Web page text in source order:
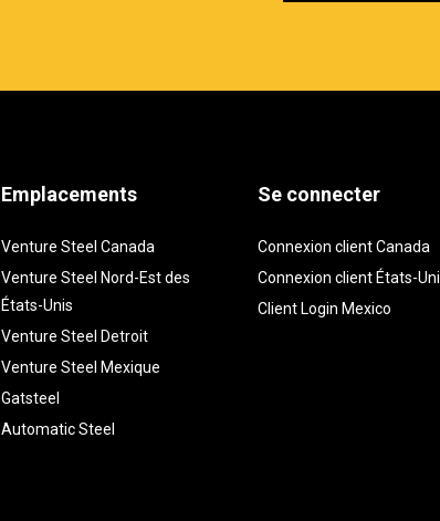
Emplacements
Venture Steel Canada
Venture Steel Nord-Est des
États-Unis
Venture Steel Detroit
Venture Steel Mexique
Gatsteel
Automatic Steel
Se connecter
Connexion client Canada
Connexion client États-
Client Login Mexico